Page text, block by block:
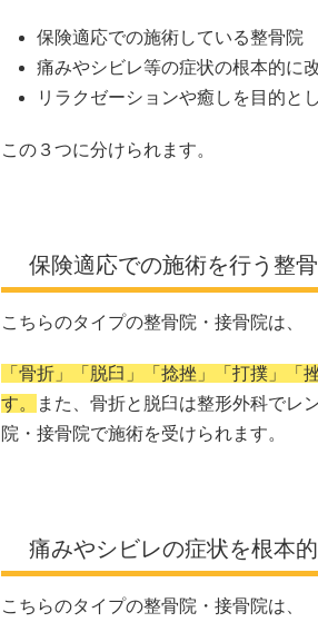
保険適応での施術している整骨院
痛みやシビレ等の症状の根本的に
リラクゼーションや癒しを目的と
この３つに分けられます。
保険適応での施術を行う整
こちらのタイプの整骨院・接骨院は、
「骨折」「脱臼」「捻挫」「打撲」「
す。
また、骨折と脱臼は整形外科でレ
院・接骨院で施術を受けられます。
痛みやシビレの症状を根本
こちらのタイプの整骨院・接骨院は、